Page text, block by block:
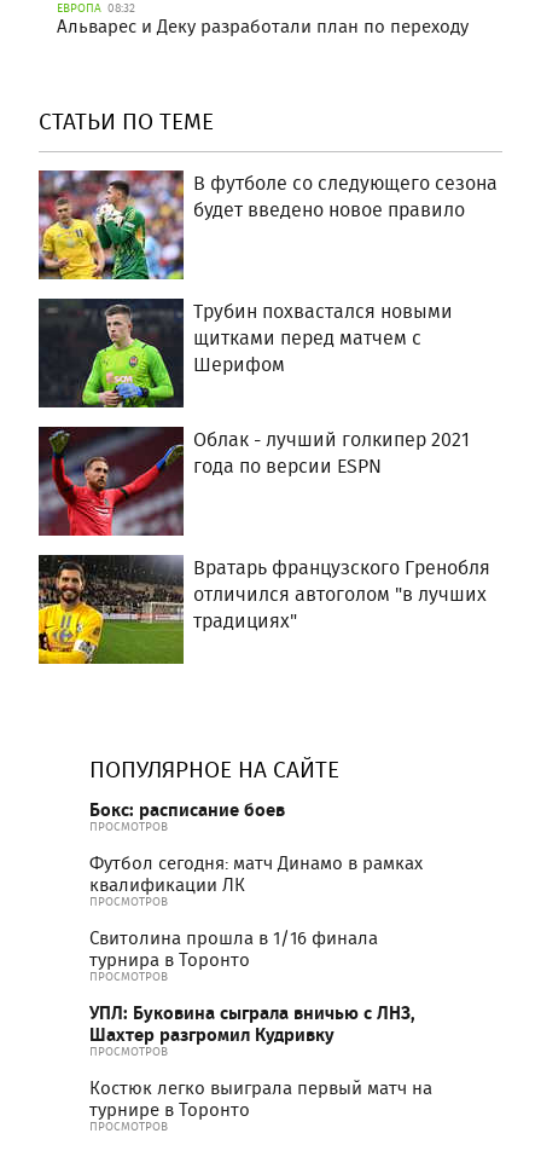
ЕВРОПА 08:32
Альварес и Деку разработали план по переходу
СТАТЬИ ПО ТЕМЕ
В футболе со следующего сезона
будет введено новое правило
Трубин похвастался новыми
щитками перед матчем с
Шерифом
Облак - лучший голкипер 2021
года по версии ESPN
Вратарь французского Гренобля
отличился автоголом "в лучших
традициях"
ПОПУЛЯРНОЕ НА САЙТЕ
Бокс: расписание боев
ПРОСМОТРОВ
Футбол сегодня: матч Динамо в рамках
квалификации ЛК
ПРОСМОТРОВ
Свитолина прошла в 1/16 финала
турнира в Торонто
ПРОСМОТРОВ
УПЛ: Буковина сыграла вничью с ЛНЗ,
Шахтер разгромил Кудривку
ПРОСМОТРОВ
Костюк легко выиграла первый матч на
турнире в Торонто
ПРОСМОТРОВ